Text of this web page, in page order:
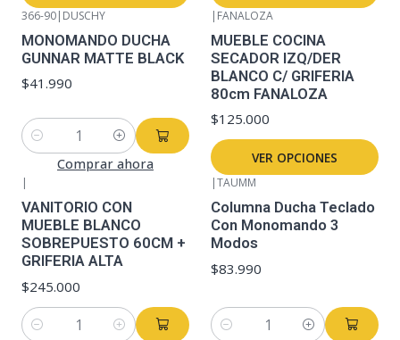
366-90| DUSCHY
MONOMANDO DUCHA
GUNNAR MATTE BLACK
$41.990
Cantidad
Comprar ahora
| FANALOZA
MUEBLE COCINA
SECADOR IZQ/DER
BLANCO C/ GRIFERIA
80cm FANALOZA
$125.000
VER OPCIONES
|
VANITORIO CON
MUEBLE BLANCO
SOBREPUESTO 60CM +
GRIFERIA ALTA
$245.000
Cantidad
|TAUMM
Columna Ducha Teclado
Con Monomando 3
Modos
$83.990
Cantidad